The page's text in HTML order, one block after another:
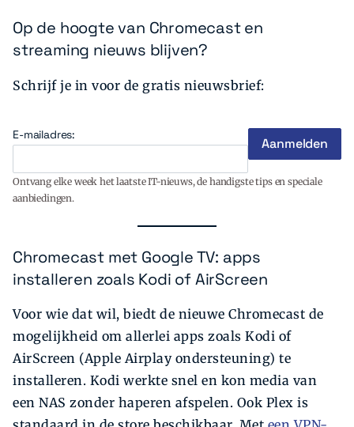
Op de hoogte van Chromecast en
streaming nieuws blijven?
Schrijf je in voor de gratis nieuwsbrief:
E-mailadres:
Ontvang elke week het laatste IT-nieuws, de handigste tips en speciale
aanbiedingen.
Chromecast met Google TV: apps
installeren zoals Kodi of AirScreen
Voor wie dat wil, biedt de nieuwe Chromecast de
mogelijkheid om allerlei apps zoals Kodi of
AirScreen (Apple Airplay ondersteuning) te
installeren. Kodi werkte snel en kon media van
een NAS zonder haperen afspelen. Ook Plex is